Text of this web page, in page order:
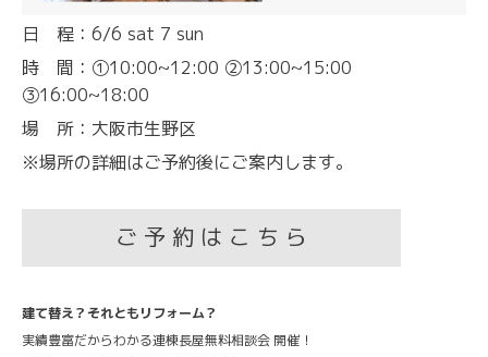
日 程：6/6 sat 7 sun
時 間：①10:00~12:00 ②13:00~15:00
③16:00~18:00
場 所：大阪市生野区
※場所の詳細はご予約後にご案内します。
ご 予 約 は こ ち ら
建て替え？それともリフォーム？
実績豊富だからわかる連棟長屋無料相談会 開催！